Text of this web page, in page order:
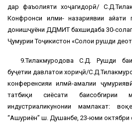
дар фаъолияти хоҷагидорӣ/
Конфронси илми- назариявии
донишҷуёни ДДМИТ бахшидаба 30-
Ҷумҳурии Тоҷикистон «Солҳои рушди
9.Тилакмуродова С.Д. Рушди
буҷетии давлатҳои хориҷӣ/
конференсияи илмӣ-амалии
татбиқи сиёсати баҳисобгирии
индустриаликунонии мамлакат:
“Ашуриён” ш. Душанбе, 23-юми октябри